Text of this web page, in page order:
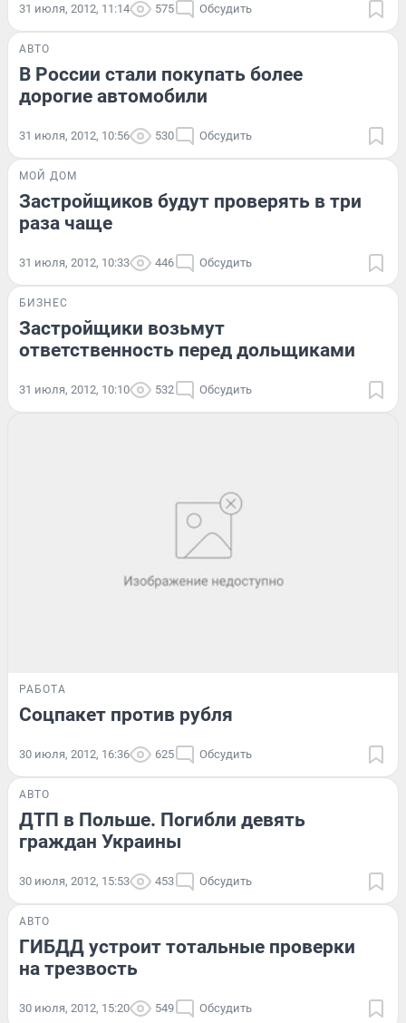
31 июля, 2012, 11:14 575 Обсудить
АВТО
В России стали покупать более
дорогие автомобили
31 июля, 2012, 10:56 530 Обсудить
МОЙ ДОМ
Застройщиков будут проверять в три
раза чаще
31 июля, 2012, 10:33 446 Обсудить
БИЗНЕС
Застройщики возьмут
ответственность перед дольщиками
31 июля, 2012, 10:10 532 Обсудить
РАБОТА
Соцпакет против рубля
30 июля, 2012, 16:36 625 Обсудить
АВТО
ДТП в Польше. Погибли девять
граждан Украины
30 июля, 2012, 15:53 453 Обсудить
АВТО
ГИБДД устроит тотальные проверки
на трезвость
30 июля, 2012, 15:20 549 Обсудить